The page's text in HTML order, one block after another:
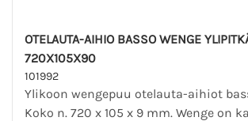
OTELAUTA-AIHIO BASSO WENGE
720X105X90
101992
Ylikoon wengepuu otelauta-aihiot
Koko n. 720 x 105 x 9 mm. Wenge on